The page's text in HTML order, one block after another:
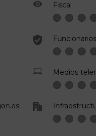
Fiscal
Funcionarios
Medios